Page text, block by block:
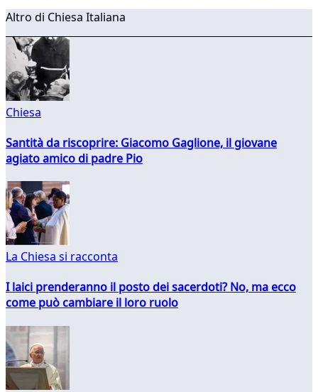
Altro di Chiesa Italiana
Chiesa
Santità da riscoprire: Giacomo Gaglione, il giovane
agiato amico di padre Pio
La Chiesa si racconta
I laici prenderanno il posto dei sacerdoti? No, ma ecco
come può cambiare il loro ruolo